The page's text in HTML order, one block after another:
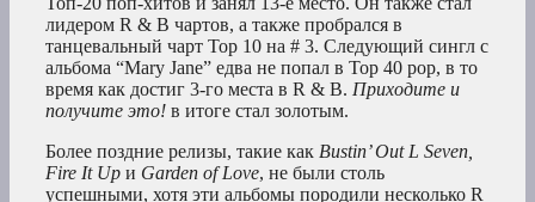
лидером R & B чартов, а также пробрался в
танцевальный чарт Top 10 на # 3. Следующий сингл с
альбома “Mary Jane” едва не попал в Top 40 pop, в то
время как достиг 3-го места в R & B. Приходите и
получите это! в итоге стал золотым.
Более поздние релизы, такие как Bustin’ Out L Seven,
Fire It Up и Garden of Love, не были столь
успешными, хотя эти альбомы породили несколько R